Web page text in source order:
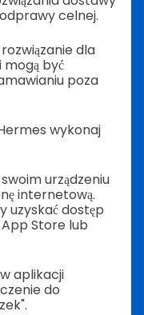
odprawy celnej.
dla
być
poza
wykonaj
urządzeniu
internetową.
uzyskać dostęp
Store lub
aplikacji
do